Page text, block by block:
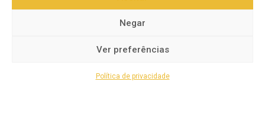
Negar
Ver preferências
Política de privacidade
Transparência e Integridade